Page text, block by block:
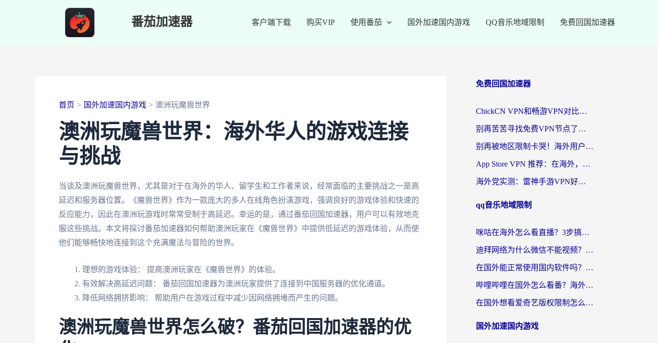
番茄加速器 客户端下载 购买VIP 使用番茄 国外加速国内游戏 QQ音乐地域限制 免费回国加速器
首页 国外加速国内游戏 澳洲玩魔兽世界
澳洲玩魔兽世界：海外华人的游戏连接
与挑战
当谈及澳洲玩魔兽世界，尤其是对于在海外的华人、留学生和工作者来说，经常面临的主要挑战之一是高
延迟和服务器位置。《魔兽世界》作为一款庞大的多人在线角色扮演游戏，强调良好的游戏体验和快速的
反应能力，因此在澳洲玩游戏时常常受制于高延迟。幸运的是，通过番茄回国加速器，用户可以有效地克
服这些挑战。本文将探讨番茄加速器如何帮助澳洲玩家在《魔兽世界》中提供低延迟的游戏体验，从而使
他们能够畅快地连接到这个充满魔法与冒险的世界。
理想的游戏体验： 提高澳洲玩家在《魔兽世界》的体验。
有效解决高延迟问题： 番茄回国加速器为澳洲玩家提供了连接到中国服务器的优化通道。
降低网络拥挤影响： 帮助用户在游戏过程中减少因网络拥堵而产生的问题。
澳洲玩魔兽世界怎么破？番茄回国加速器的优
免费回国加速器
ChickCN VPN和畅游VPN对比哪个回国效果更好？海外党必看的回国加速器选择指南
别再苦苦寻找免费VPN节点了，这才是海外访问国内资源的正确姿势
别再被地区限制卡哭！海外用户vpn中国下载全攻略，无缝刷剧办公社交
App Store VPN 推荐：在海外，如何找回那扇回家的“任意门”？
海外党实测：雷神手游VPN好用吗？和闪电VPN对比哪个回国效果更好？附小众工具深度测评
qq音乐地域限制
咪咕在海外怎么看直播？3步搞定地域限制，还能畅看腾讯视频与国内热剧
迪拜网络为什么微信不能视频？海外党必看的回国加速全攻略
在国外能正常使用国内软件吗？海外党亲测有效的无缝访问指南
哔哩哔哩在国外怎么看番？海外党追剧看片的终极解决方案
在国外想看爱奇艺版权限制怎么办？海外华人必看的追剧自由指南
国外加速国内游戏